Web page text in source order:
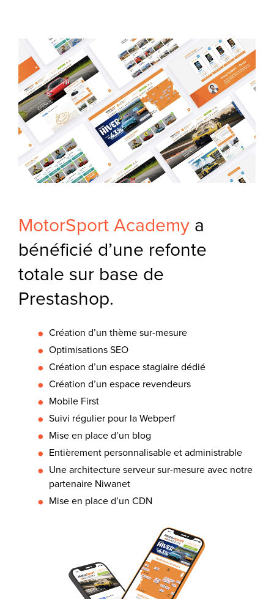
MotorSport Academy a
bénéficié d’une refonte
totale sur base de
Prestashop.
Création d’un thème sur-mesure
Optimisations SEO
Création d’un espace stagiaire dédié
Création d’un espace revendeurs
Mobile First
Suivi régulier pour la Webperf
Mise en place d’un blog
Entièrement personnalisable et administrable
Une architecture serveur sur-mesure avec notre
partenaire Niwanet
Mise en place d’un CDN